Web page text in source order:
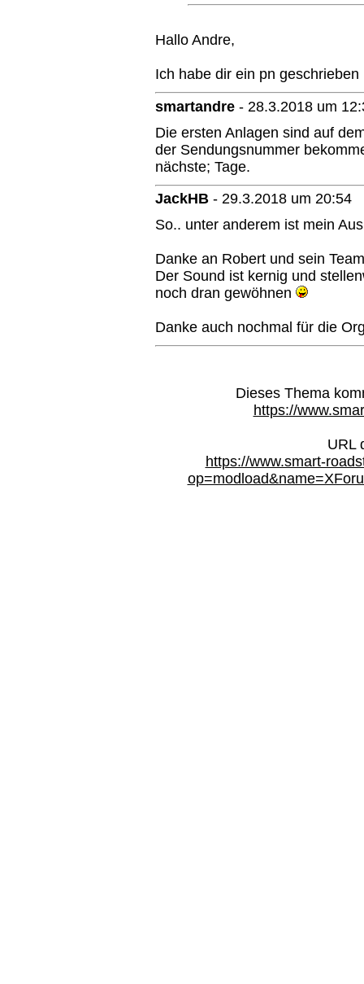
Hallo Andre,
Ich habe dir ein pn geschrieben
smartandre - 28.3.2018 um
Die ersten Anlagen sind auf
der Sendungsnummer
nächste; Tage.
JackHB - 29.3.2018 um 20:54
So.. unter anderem ist mein
Danke an Robert und sein
Der Sound ist kernig und
noch dran gewöhnen
Danke auch nochmal für die
Dieses Thema
https://
URL
https://www.smart-